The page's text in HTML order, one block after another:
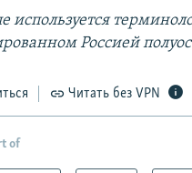
используется
Россией
Читать без VPN
of